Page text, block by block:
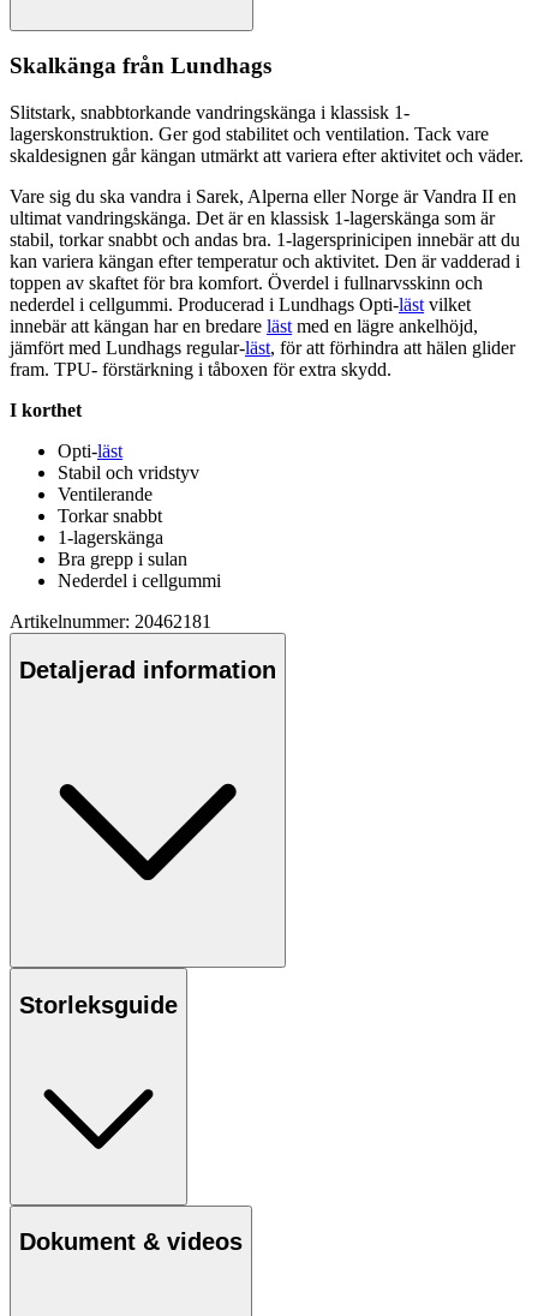
Skalkänga från Lundhags
Slitstark, snabbtorkande vandringskänga i klassisk 1-
lagerskonstruktion. Ger god stabilitet och ventilation. Tack vare
skaldesignen går kängan utmärkt att variera efter aktivitet och väder.
Vare sig du ska vandra i Sarek, Alperna eller Norge är Vandra II en
ultimat vandringskänga. Det är en klassisk 1-lagerskänga som är
stabil, torkar snabbt och andas bra. 1-lagersprinicipen innebär att du
kan variera kängan efter temperatur och aktivitet. Den är vadderad i
toppen av skaftet för bra komfort. Överdel i fullnarvsskinn och
nederdel i cellgummi. Producerad i Lundhags Opti-läst vilket
innebär att kängan har en bredare läst med en lägre ankelhöjd,
jämfört med Lundhags regular-läst, för att förhindra att hälen glider
fram. TPU- förstärkning i tåboxen för extra skydd.
I korthet
Opti-läst
Stabil och vridstyv
Ventilerande
Torkar snabbt
1-lagerskänga
Bra grepp i sulan
Nederdel i cellgummi
Artikelnummer: 20462181
Detaljerad information
Storleksguide
Dokument & videos